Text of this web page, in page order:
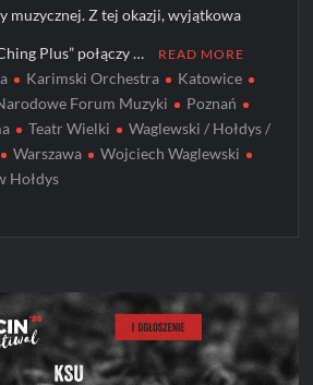
muzycznej. Z tej okazji, wyjątkowa
Plus” połączy … READ MORE
Karimski Orchestra
Katowice
Forum Muzyki
Poznań
Teatr Wielki
Waglewski / Hołdys /
Warszawa
Wojciech Waglewski
Hołdys